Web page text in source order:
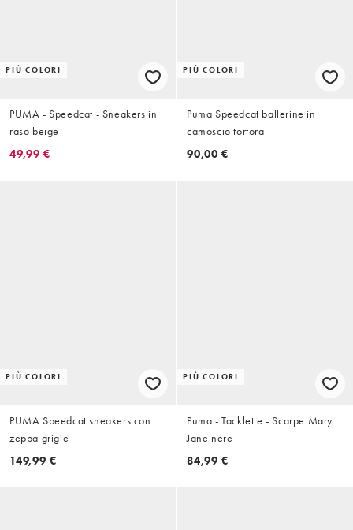
PIÙ COLORI
PUMA - Speedcat - Sneakers in
raso beige
49,99 €
PIÙ COLORI
Puma Speedcat ballerine in
camoscio tortora
90,00 €
PIÙ COLORI
PUMA Speedcat sneakers con
zeppa grigie
149,99 €
PIÙ COLORI
Puma - Tacklette - Scarpe Mary
Jane nere
84,99 €